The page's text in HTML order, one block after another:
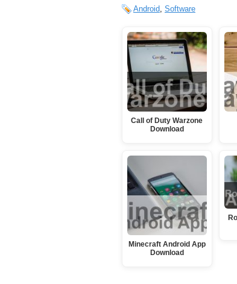
Android, Software
Call of Duty Warzone
Download
Minecraft Android App
Download